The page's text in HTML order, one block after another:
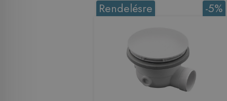
-5%
Rendelésre